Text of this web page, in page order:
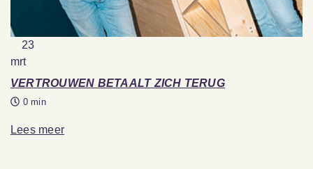
23
mrt
VERTROUWEN BETAALT ZICH TERUG
0 min
Lees meer